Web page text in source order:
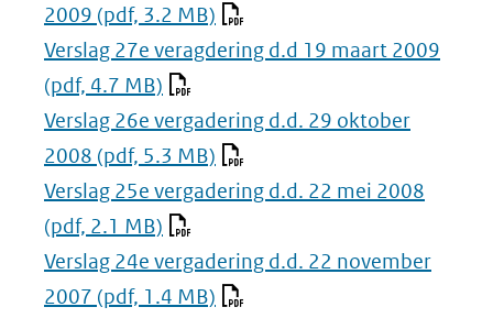
2009 (pdf, 3.2 MB)
Verslag 27e veragdering d.d 19 maart 2009
(pdf, 4.7 MB)
Verslag 26e vergadering d.d. 29 oktober
2008 (pdf, 5.3 MB)
Verslag 25e vergadering d.d. 22 mei 2008
(pdf, 2.1 MB)
Verslag 24e vergadering d.d. 22 november
2007 (pdf, 1.4 MB)